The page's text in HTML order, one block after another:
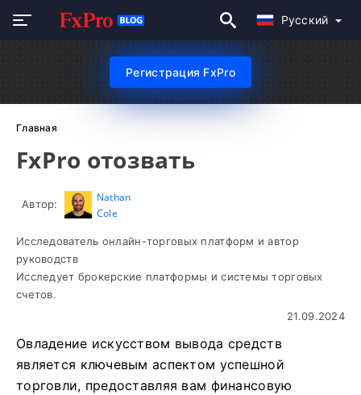
Русский
Регистрация FxPro
Главная
FxPro отозвать
Автор:
Nathan
Cole
Исследователь онлайн-торговых платформ и автор
руководств
Исследует брокерские платформы и системы торговых
счетов.
21.09.2024
Овладение искусством вывода средств
является ключевым аспектом успешной
торговли, предоставляя вам финансовую